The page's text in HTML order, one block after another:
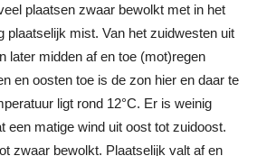
plaatsen zwaar bewolkt met in het
plaatselijk mist. Van het zuidwesten uit
later midden af en toe (mot)regen
en oosten toe is de zon hier en daar te
ligt rond 12°C. Er is weinig
een matige wind uit oost tot zuidoost.
zwaar bewolkt. Plaatselijk valt af en